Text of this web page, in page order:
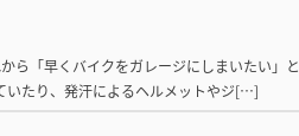
ら「早くバイクをガレージにしまいたい」と
いたり、発汗によるヘルメットやジ[…]